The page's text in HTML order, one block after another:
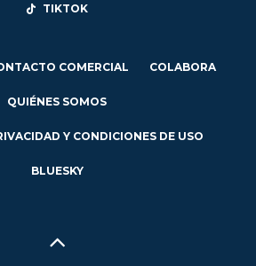
TIKTOK
COMERCIAL COLABORA
QUIÉNES SOMOS
Y CONDICIONES DE USO
BLUESKY